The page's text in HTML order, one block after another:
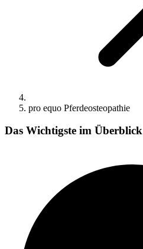
pro equo Pferdeosteopathie
Das Wichtigste im Überblick